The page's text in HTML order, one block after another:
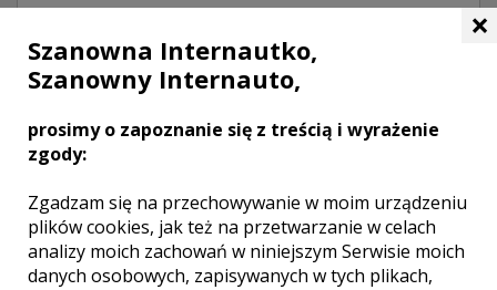
×
Szanowna Internautko,
Szanowny Internauto,
prosimy o zapoznanie się z treścią i wyrażenie
zgody:
Zgadzam się na przechowywanie w moim urządzeniu
plików cookies, jak też na przetwarzanie w celach
analizy moich zachowań w niniejszym Serwisie moich
danych osobowych, zapisywanych w tych plikach,